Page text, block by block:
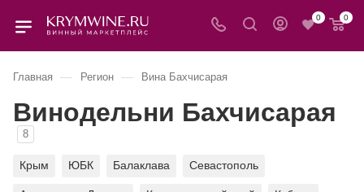
0 0
Главная — Регион — Вина Бахчисарая
Винодельни Бахчисарая
8
Крым ЮБК Балаклава Севастополь